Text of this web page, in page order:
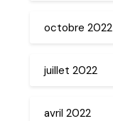
octobre 2022
juillet 2022
avril 2022